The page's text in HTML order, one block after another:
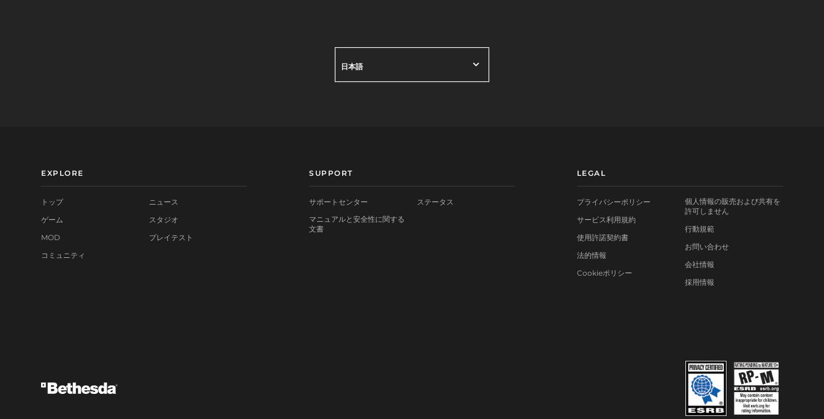
日本語
EXPLORE
トップ
ゲーム
MOD
コミュニティ
ニュース
スタジオ
プレイテスト
SUPPORT
サポートセンター
マニュアルと安全性に関する
文書
ステータス
LEGAL
プライバシーポリシー
サービス利用規約
使用許諾契約書
法的情報
Cookieポリシー
個人情報の販売および共有を
許可しません
行動規範
お問い合わせ
会社情報
採用情報